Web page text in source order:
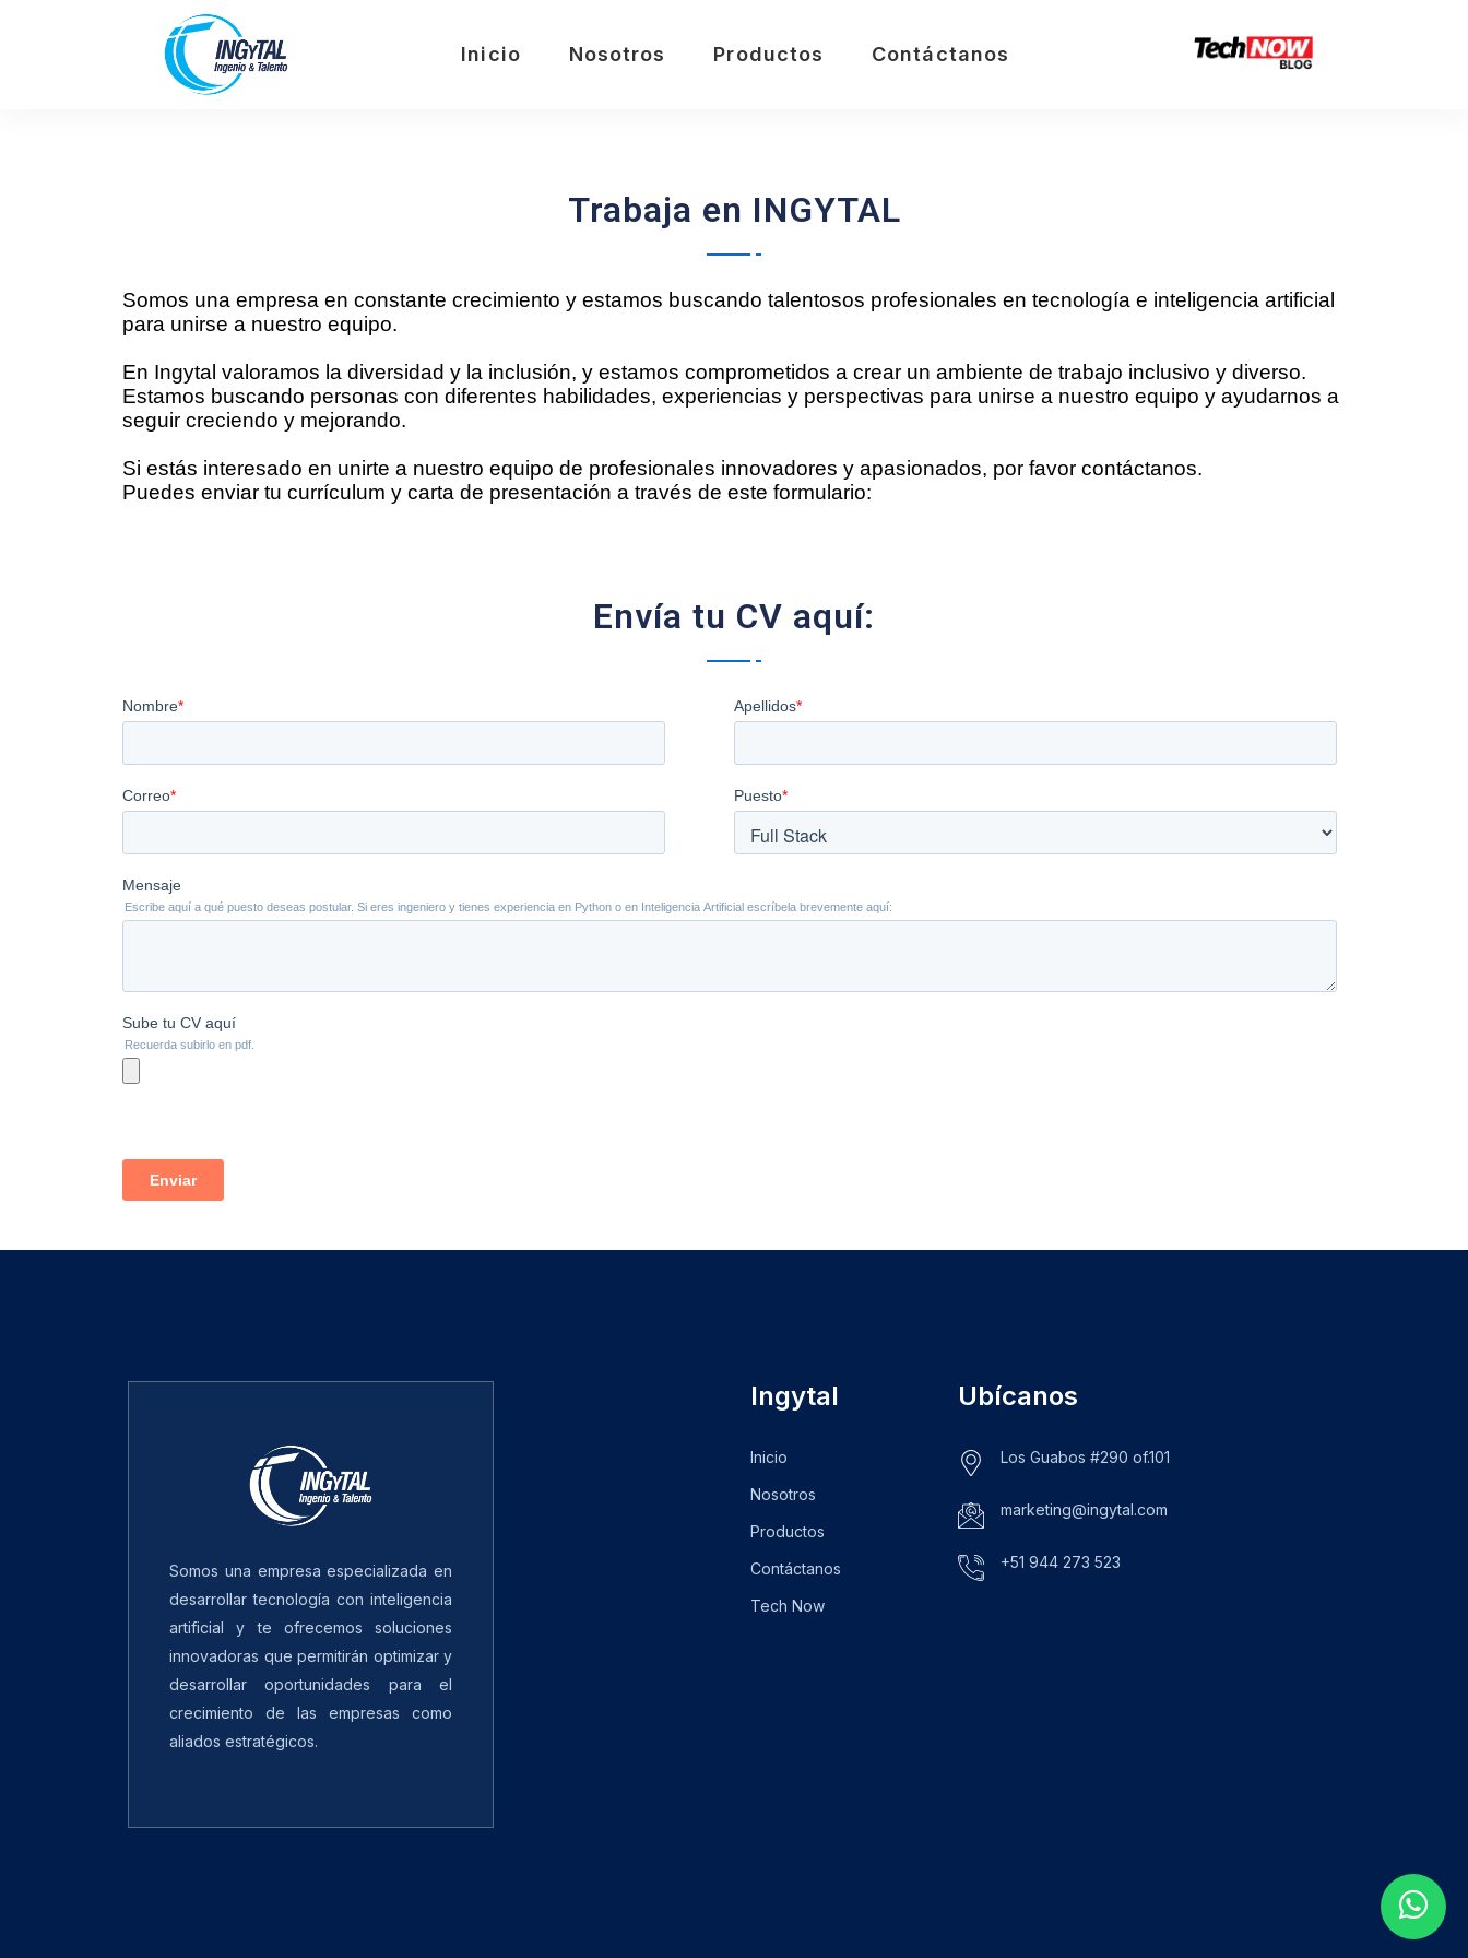
Inicio Nosotros Productos Contáctanos
Trabaja en INGYTAL
Somos una empresa en constante crecimiento y estamos buscando talentosos profesionales en tecnología e inteligencia artificial
para unirse a nuestro equipo.
En Ingytal valoramos la diversidad y la inclusión, y estamos comprometidos a crear un ambiente de trabajo inclusivo y diverso.
Estamos buscando personas con diferentes habilidades, experiencias y perspectivas para unirse a nuestro equipo y ayudarnos a
seguir creciendo y mejorando.
Si estás interesado en unirte a nuestro equipo de profesionales innovadores y apasionados, por favor contáctanos.
Puedes enviar tu currículum y carta de presentación a través de este formulario:
Envía tu CV aquí:
Somos una empresa especializada en
desarrollar tecnología con inteligencia
artificial y te ofrecemos soluciones
innovadoras que permitirán optimizar y
desarrollar oportunidades para el
crecimiento de las empresas como
aliados estratégicos.
Ingytal
Inicio
Nosotros
Productos
Contáctanos
Tech Now
Ubícanos
Los Guabos #290 of.101
marketing@ingytal.com
+51 944 273 523